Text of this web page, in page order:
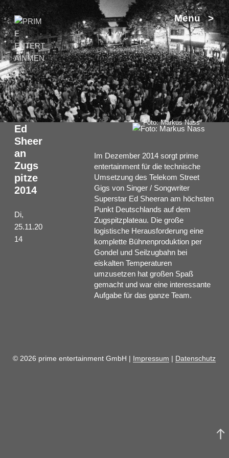
Menu >
Zum
Inhalt
springen
Ed
Sheer
an
Zugs
pitze
2014
Di,
25.11.20
14
Foto: Markus Nass
Im Dezember 2014 sorgt prime
entertainment für die technische
Umsetzung des Telekom Street
Gigs von Singer / Songwriter
Superstar Ed Sheeran am höchsten
Punkt Deutschlands auf dem
Zugspitzplateau. Die große
logistische Herausforderung eine
komplette Bühnenproduktion per
Gondel und Seilzugbahn bei
eiskalten Temperaturen
umzusetzen hat großen Spaß
gemacht und war eine interessante
Aufgabe für das ganze Team.
© 2026 prime entertainment GmbH | Impressum | Datenschutz